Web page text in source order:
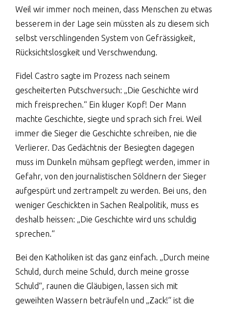
Weil wir immer noch meinen, dass Menschen zu etwas
besserem in der Lage sein müssten als zu diesem sich
selbst verschlingenden System von Gefrässigkeit,
Rücksichtslosgkeit und Verschwendung.
Fidel Castro sagte im Prozess nach seinem
gescheiterten Putschversuch: „Die Geschichte wird
mich freisprechen.“ Ein kluger Kopf! Der Mann
machte Geschichte, siegte und sprach sich frei. Weil
immer die Sieger die Geschichte schreiben, nie die
Verlierer. Das Gedächtnis der Besiegten dagegen
muss im Dunkeln mühsam gepflegt werden, immer in
Gefahr, von den journalistischen Söldnern der Sieger
aufgespürt und zertrampelt zu werden. Bei uns, den
weniger Geschickten in Sachen Realpolitik, muss es
deshalb heissen: „Die Geschichte wird uns schuldig
sprechen.“
Bei den Katholiken ist das ganz einfach. „Durch meine
Schuld, durch meine Schuld, durch meine grosse
Schuld“, raunen die Gläubigen, lassen sich mit
geweihten Wassern beträufeln und „Zack!“ ist die